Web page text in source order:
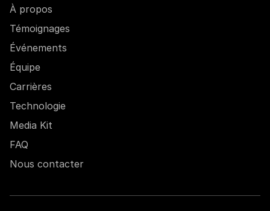
À propos
Témoignages
Événements
Équipe
Carrières
Technologie
Media Kit
FAQ
Nous contacter